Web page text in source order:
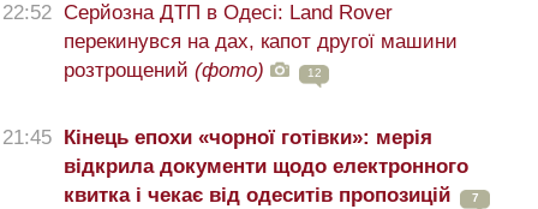
22:52 Серйозна ДТП в Одесі: Land Rover
перекинувся на дах, капот другої машини
розтрощений (фото) 12
21:45
Кінець епохи «чорної готівки»: мерія
відкрила документи щодо електронного
квитка і чекає від одеситів пропозицій
7